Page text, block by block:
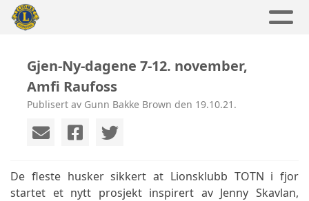
Gjen-Ny-dagene 7-12. november,
Amfi Raufoss
Publisert av Gunn Bakke Brown den 19.10.21.
De fleste husker sikkert at Lionsklubb TOTN i fjor
startet et nytt prosjekt inspirert av Jenny Skavlan,